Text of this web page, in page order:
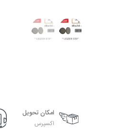
امکان تحویل
اکسپرس